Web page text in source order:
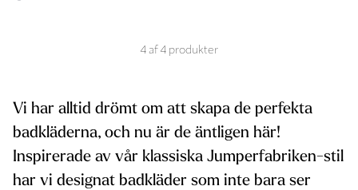
4 af 4 produkter
Vi har alltid drömt om att skapa de perfekta
badkläderna, och nu är de äntligen här!
Inspirerade av vår klassiska Jumperfabriken-stil
har vi designat badkläder som inte bara ser